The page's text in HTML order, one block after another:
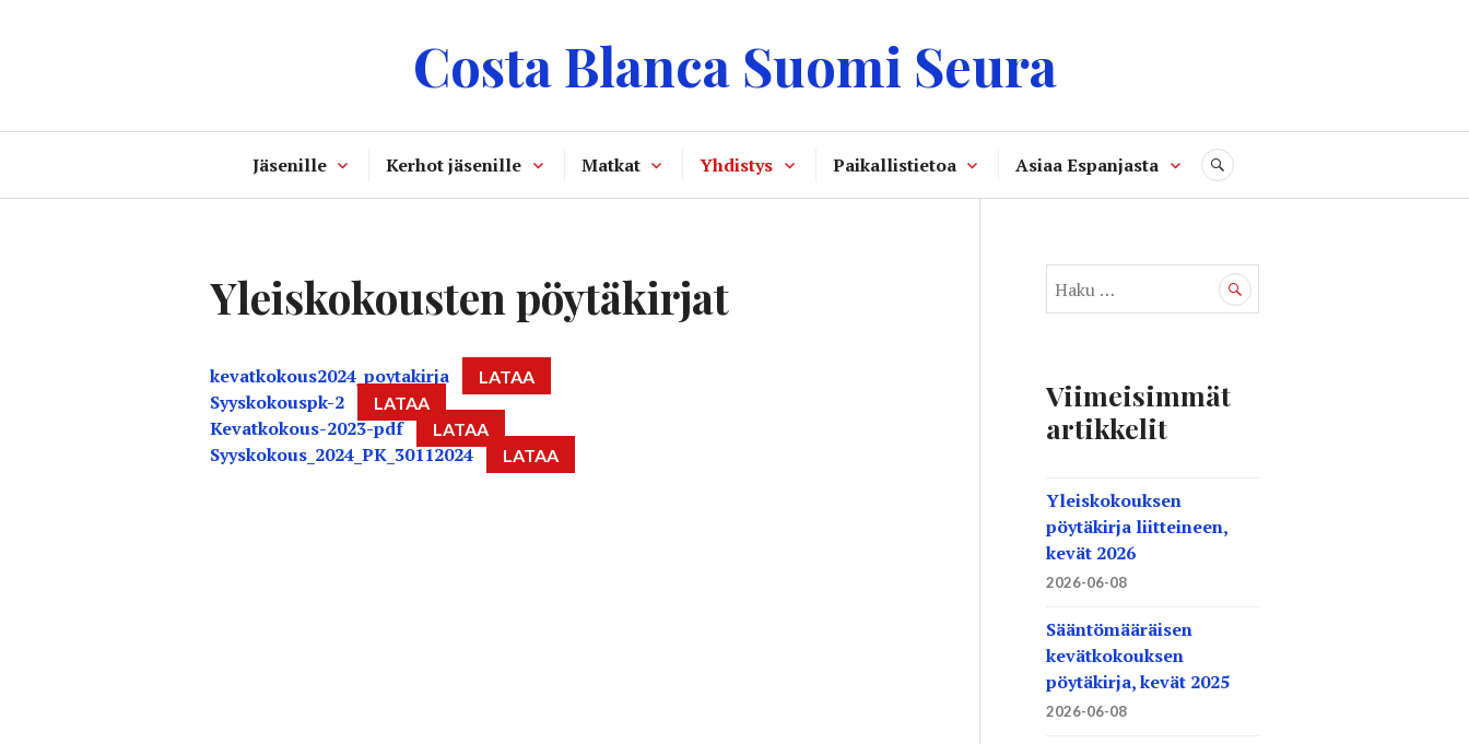
Costa Blanca Suomi Seura
Jäsenille Kerhot jäsenille Matkat Yhdistys Paikallistietoa Asiaa Espanjasta SEARCH
Yleiskokousten pöytäkirjat
kevatkokous2024_poytakirja LATAA
Syyskokouspk-2 LATAA
Kevatkokous-2023-pdf LATAA
Syyskokous_2024_PK_30112024 LATAA
Viimeisimmät
artikkelit
Yleiskokouksen
pöytäkirja liitteineen,
kevät 2026
2026-06-08
Sääntömääräisen
kevätkokouksen
pöytäkirja, kevät 2025
2026-06-08